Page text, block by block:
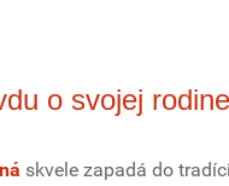
o svojej
skvele zapadá do